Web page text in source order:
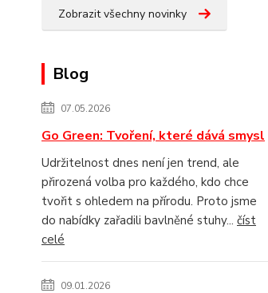
Zobrazit všechny novinky
Blog
07.05.2026
Go Green: Tvoření, které dává smysl
Udržitelnost dnes není jen trend, ale
přirozená volba pro každého, kdo chce
tvořit s ohledem na přírodu. Proto jsme
do nabídky zařadili bavlněné stuhy... číst
celé
09.01.2026